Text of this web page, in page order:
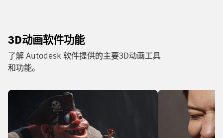
3D动画软件功能
了解 Autodesk 软件提供的主要3D动画工具
和功能。